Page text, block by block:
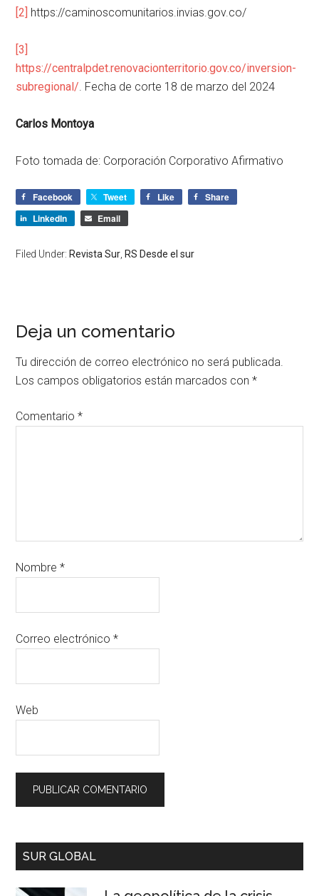
[2] https://caminoscomunitarios.invias.gov.co/
[3]
https://centralpdet.renovacionterritorio.gov.co/inversion-
subregional/ . Fecha de corte 18 de marzo del 2024
Carlos Montoya
Foto tomada de: Corporación Corporativo Afirmativo
Facebook Tweet Like
Share
LinkedIn
Email
Filed Under: Revista Sur RS Desde el sur
Deja un comentario
Tu dirección de correo electrónico no será publicada.
Los campos obligatorios están marcados con*
Comentario*
Nombre*
Correo electrónico*
Web
SUR GLOBAL